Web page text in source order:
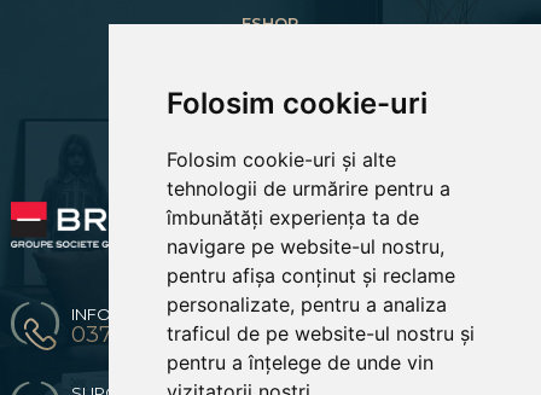
Folosim cookie-uri
Folosim cookie-uri și alte
tehnologii de urmărire pentru a
îmbunătăți experiența ta de
navigare pe website-ul nostru,
pentru afișa conținut și reclame
personalizate, pentru a analiza
traficul de pe website-ul nostru și
pentru a înțelege de unde vin
ESHOP
RECUPERARE PAROLA
EDITARE PROFIL
PREFERINTE COOKIES
INFO & COMENZI
0371 904 216 / 0774670619